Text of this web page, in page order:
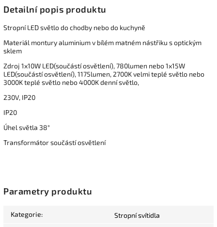
Detailní popis produktu
Stropní LED světlo do chodby nebo do kuchyně
Materiál montury aluminium v bílém matném nástřiku s optickým
sklem
Zdroj 1x10W LED(součástí osvětlení), 780lumen nebo 1x15W
LED(součástí osvětlení), 1175lumen, 2700K velmi teplé světlo nebo
3000K teplé světlo nebo 4000K denní světlo,
230V, IP20
IP20
Úhel světla 38°
Transformátor součástí osvětlení
Parametry produktu
Kategorie: Stropní svítidla